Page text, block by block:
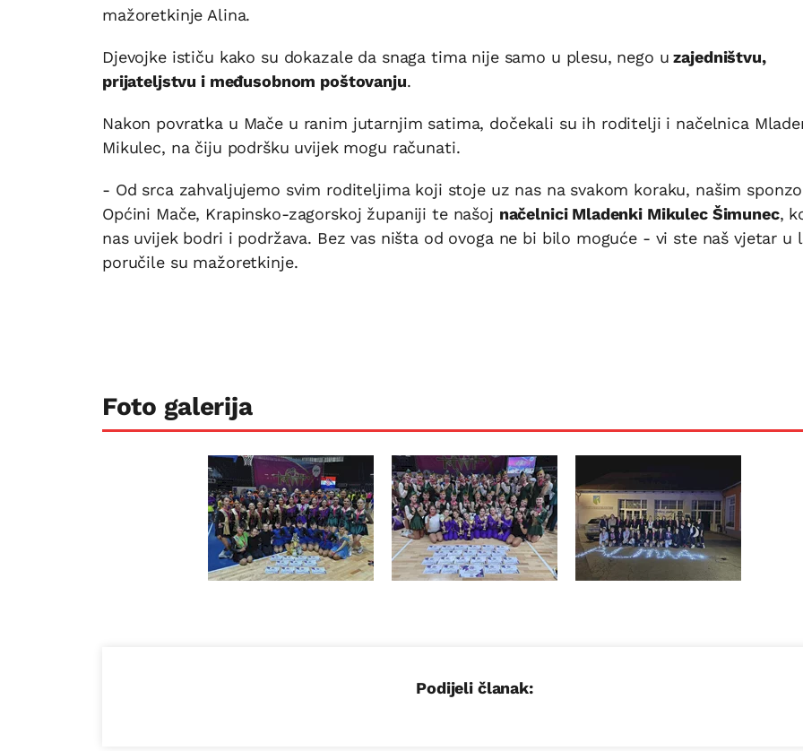
mažoretkinje Alina.
Djevojke ističu kako su dokazale da snaga tima nije samo u plesu, nego u zajedništvu,
prijateljstvu i međusobnom poštovanju.
Nakon povratka u Mače u ranim jutarnjim satima, dočekali su ih roditelji i načelnica
Mikulec, na čiju podršku uvijek mogu računati.
- Od srca zahvaljujemo svim roditeljima koji stoje uz nas na svakom koraku, našim
Općini Mače, Krapinsko-zagorskoj županiji te našoj načelnici Mladenki Mikulec Šimunec,
nas uvijek bodri i podržava. Bez vas ništa od ovoga ne bi bilo moguće - vi ste naš vjetar u
poručile su mažoretkinje.
Foto galerija
Podijeli članak: